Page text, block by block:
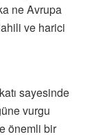
ne Avrupa
ve harici
sayesinde
vurgu
önemli bir